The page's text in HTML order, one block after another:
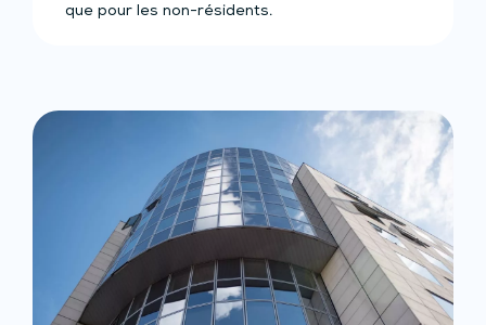
que pour les non-résidents.